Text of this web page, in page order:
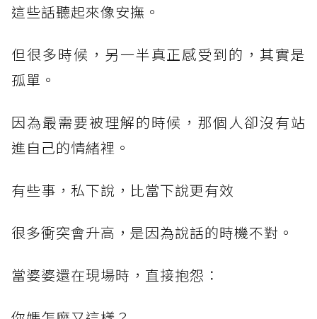
這些話聽起來像安撫。
但很多時候，另一半真正感受到的，其實是
孤單。
因為最需要被理解的時候，那個人卻沒有站
進自己的情緒裡。
有些事，私下說，比當下說更有效
很多衝突會升高，是因為說話的時機不對。
當婆婆還在現場時，直接抱怨：